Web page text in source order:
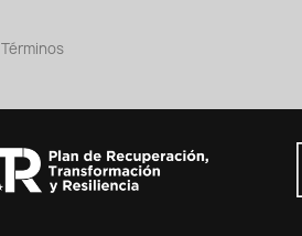
Términos